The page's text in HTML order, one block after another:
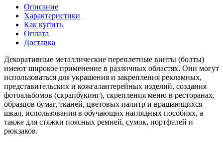
Описание
Характеристики
Как купить
Оплата
Доставка
Декоративные металлические переплетные винты (болты)
имеют широкое применение в различных областях. Они могут
использоваться для украшения и закрепления рекламных,
представительских и кожгалантерейных изделий, создания
фотоальбомов (скрапбукинг), скрепления меню в ресторанах,
образцов бумаг, тканей, цветовых палитр и вращающихся
шкал, использования в обучающих наглядных пособиях, а
также для стяжки поясных ремней, сумок, портфелей и
рюкзаков.